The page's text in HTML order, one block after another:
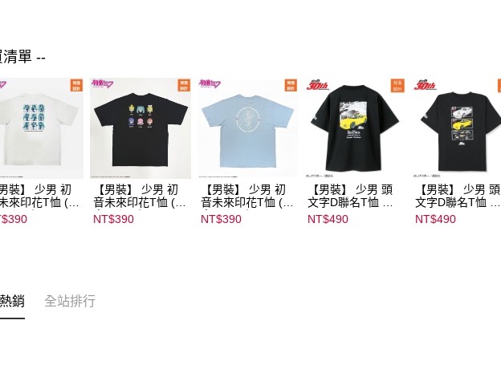
單 --
裝】 少男 初
來印花T恤 (初
ク) ｜
【男裝】 少男 初
音未來印花T恤 (初
音ミク) ｜
08022B01232000
NT$390
【男裝】 少男 初
音未來印花T恤 (初
音ミク) ｜
08022B01232000
NT$390
【男裝】 少男 頭
文字D聯名T恤 ｜
07102B01232000
15434
NT$490
【男裝】 少男 頭
文字D聯名T恤 ｜
07102B01232000
15437
NT$490
銷 全站排行